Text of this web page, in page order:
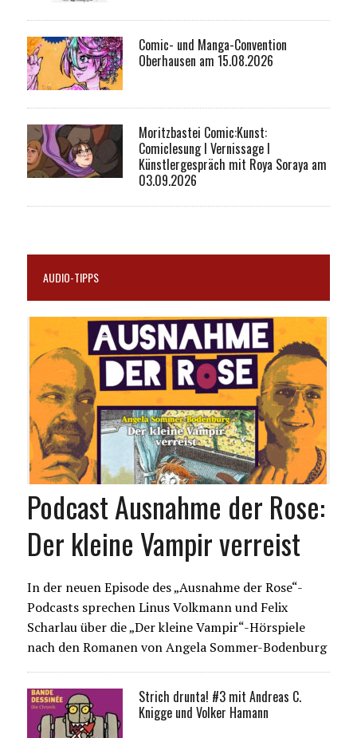
Comic- und Manga-Convention
Oberhausen am 15.08.2026
Moritzbastei Comic:Kunst:
Comiclesung I Vernissage I
Künstlergespräch mit Roya Soraya am
03.09.2026
AUDIO-TIPPS
Podcast Ausnahme der Rose:
Der kleine Vampir verreist
In der neuen Episode des „Ausnahme der Rose“-
Podcasts sprechen Linus Volkmann und Felix
Scharlau über die „Der kleine Vampir“-Hörspiele
nach den Romanen von Angela Sommer-Bodenburg
Strich drunta! #3 mit Andreas C.
Knigge und Volker Hamann